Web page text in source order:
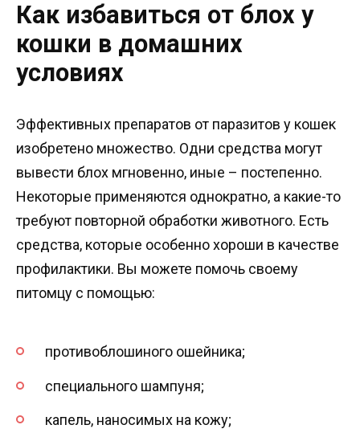
Как избавиться от блох у
кошки в домашних
условиях
Эффективных препаратов от паразитов у кошек
изобретено множество. Одни средства могут
вывести блох мгновенно, иные – постепенно.
Некоторые применяются однократно, а какие-то
требуют повторной обработки животного. Есть
средства, которые особенно хороши в качестве
профилактики. Вы можете помочь своему
питомцу с помощью:
противоблошиного ошейника;
специального шампуня;
капель, наносимых на кожу;